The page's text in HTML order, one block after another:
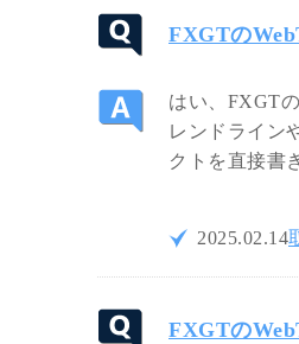
FXGTの
はい、FXGT
レンドライン
クトを直接書
2025.02.14
FXGTの